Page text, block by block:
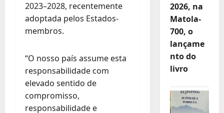
2023–2028, recentemente
adoptada pelos Estados-
membros.
“O nosso país assume esta
responsabilidade com
elevado sentido de
compromisso,
responsabilidade e
2026, na
Matola-
700, o
lançame
nto do
livro